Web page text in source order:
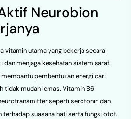
Neurobion
vitamin utama yang bekerja secara
dan menjaga kesehatan sistem saraf.
pembentukan energi dari
tidak mudah lemas. Vitamin B6
seperti serotonin dan
terhadap suasana hati serta fungsi otot.